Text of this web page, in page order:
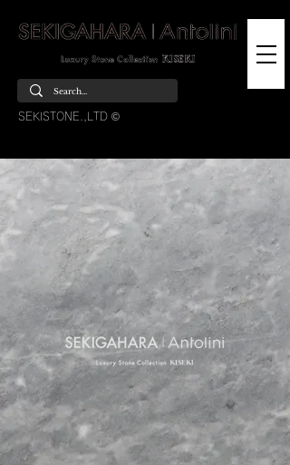
SEKISTONE.,LTD ©